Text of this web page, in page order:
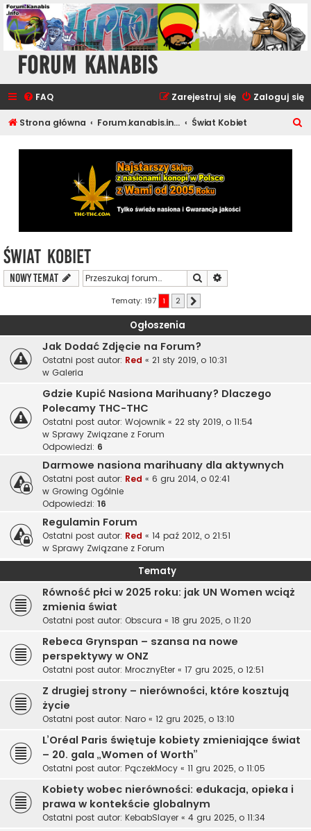
Forum Kanabis
FAQ Zaloguj się
Zarejestruj się
Strona główna Forum.kanabis.info - Cannabis Tematy Świat Kobiet
Świat Kobiet
NOWY TEMAT Szukaj
Tematy: 197 1 2
Ogłoszenia
Jak Dodać Zdjęcie na Forum?
Ostatni post autor: Red « 21 sty 2019, o 10:31
w Galeria
Gdzie Kupić Nasiona Marihuany? Dlaczego
Polecamy THC-THC
Ostatni post autor: Wojownik « 22 sty 2019, o 11:54
w Sprawy Związane z Forum
Odpowiedzi: 6
Darmowe nasiona marihuany dla aktywnych
Ostatni post autor: Red « 6 gru 2014, o 02:41
w Growing Ogólnie
Odpowiedzi: 16
Regulamin Forum
Ostatni post autor: Red « 14 paź 2012, o 21:51
w Sprawy Związane z Forum
Tematy
Równość płci w 2025 roku: jak UN Women wciąż
zmienia świat
Ostatni post autor: Obscura « 18 gru 2025, o 11:20
Rebeca Grynspan – szansa na nowe
perspektywy w ONZ
Ostatni post autor: MrocznyEter « 17 gru 2025, o 12:51
Z drugiej strony – nierówności, które kosztują
życie
Ostatni post autor: Naro « 12 gru 2025, o 13:10
L’Oréal Paris świętuje kobiety zmieniające świat
– 20. gala „Women of Worth”
Ostatni post autor: PączekMocy « 11 gru 2025, o 11:05
Kobiety wobec nierówności: edukacja, opieka i
prawa w kontekście globalnym
Ostatni post autor: KebabSlayer « 4 gru 2025, o 11:34